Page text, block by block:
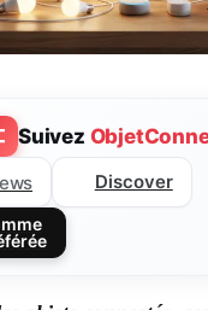
Suivez
Discover